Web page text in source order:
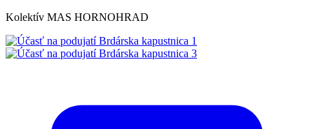
Kolektív MAS HORNOHRAD